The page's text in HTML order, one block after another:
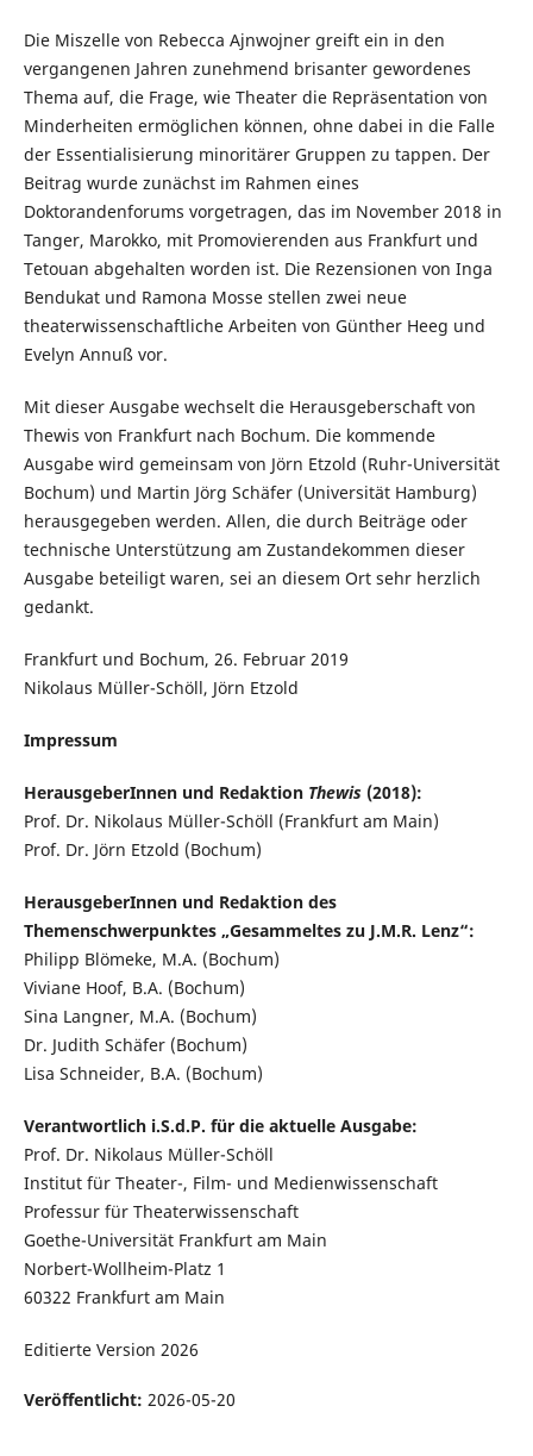
Die Miszelle von Rebecca Ajnwojner greift ein in den
vergangenen Jahren zunehmend brisanter gewordenes
Thema auf, die Frage, wie Theater die Repräsentation von
Minderheiten ermöglichen können, ohne dabei in die Falle
der Essentialisierung minoritärer Gruppen zu tappen. Der
Beitrag wurde zunächst im Rahmen eines
Doktorandenforums vorgetragen, das im November 2018 in
Tanger, Marokko, mit Promovierenden aus Frankfurt und
Tetouan abgehalten worden ist. Die Rezensionen von Inga
Bendukat und Ramona Mosse stellen zwei neue
theaterwissenschaftliche Arbeiten von Günther Heeg und
Evelyn Annuß vor.
Mit dieser Ausgabe wechselt die Herausgeberschaft von
Thewis von Frankfurt nach Bochum. Die kommende
Ausgabe wird gemeinsam von Jörn Etzold (Ruhr-Universität
Bochum) und Martin Jörg Schäfer (Universität Hamburg)
herausgegeben werden. Allen, die durch Beiträge oder
technische Unterstützung am Zustandekommen dieser
Ausgabe beteiligt waren, sei an diesem Ort sehr herzlich
gedankt.
Frankfurt und Bochum, 26. Februar 2019
Nikolaus Müller-Schöll, Jörn Etzold
Impressum
HerausgeberInnen und Redaktion Thewis(2018):
Prof. Dr. Nikolaus Müller-Schöll (Frankfurt am Main)
Prof. Dr. Jörn Etzold (Bochum)
HerausgeberInnen und Redaktion des
Themenschwerpunktes „Gesammeltes zu J.M.R. Lenz“:
Philipp Blömeke, M.A. (Bochum)
Viviane Hoof, B.A. (Bochum)
Sina Langner, M.A. (Bochum)
Dr. Judith Schäfer (Bochum)
Lisa Schneider, B.A. (Bochum)
Verantwortlich i.S.d.P. für die aktuelle Ausgabe:
Prof. Dr. Nikolaus Müller-Schöll
Institut für Theater-, Film- und Medienwissenschaft
Professur für Theaterwissenschaft
Goethe-Universität Frankfurt am Main
Norbert-Wollheim-Platz 1
60322 Frankfurt am Main
Editierte Version 2026
Veröffentlicht: 2026-05-20